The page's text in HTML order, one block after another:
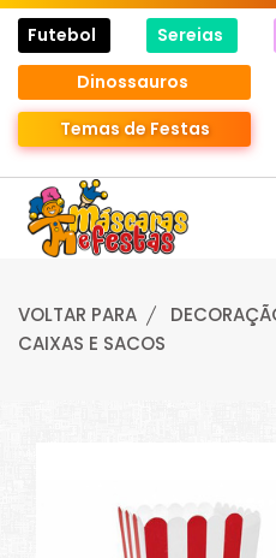
Futebol Sereias
Dinossauros
Temas de Festas
VOLTAR PARA
CAIXAS E SACOS